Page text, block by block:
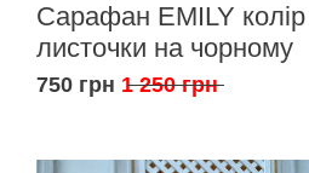
Сарафан EMILY колір
листочки на чорному
750 грн 1 250 грн